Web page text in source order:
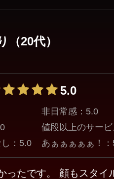
（20代）
5.0
：5.0
非日常感：5.0
値段以上のサー
あぁぁぁぁぁ！
ったです。 顔もスタイ